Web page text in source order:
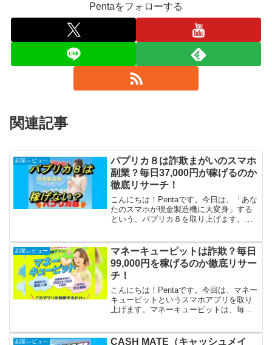
Pentaをフォローする
関連記事
副業レビュー
パプリカ８は詐欺まがいのスマホ
副業？毎日37,000円が稼げるのか
徹底リサーチ！
こんにちは！Pentaです。今日は、「あな
たのスマホが現金製造機に大変身」する
という、パプリカ８を取り上げます。ス
これは詐欺まがい案件のニオイがしま
す。さっそく徹...
副業レビュー
マネーキューピットは詐欺？毎日
99,000円を稼げるのか徹底リサー
チ！
こんにちは！Pentaです。今回は、マネー
キューピットというスマホアプリを取り
上げます。マネーキューピットは、毎日
リサーチしてみました！マネーキューピ
副業レビュー
CASH MATE（キャッシュメイ